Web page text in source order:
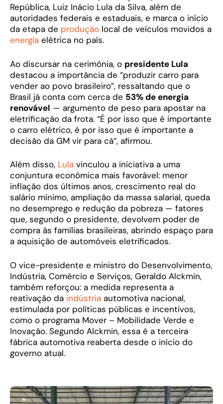
República, Luiz Inácio Lula da Silva, além de
autoridades federais e estaduais, e marca o início
da etapa de produção local de veículos movidos a
energia elétrica no país.
Ao discursar na cerimônia, o presidente Lula
destacou a importância de “produzir carro para
vender ao povo brasileiro”, ressaltando que o
Brasil já conta com cerca de 53% de energia
renovável — argumento de peso para apostar na
eletrificação da frota. “É por isso que é importante
o carro elétrico, é por isso que é importante a
decisão da GM vir para cá”, afirmou.
Além disso, Lula vinculou a iniciativa a uma
conjuntura econômica mais favorável: menor
inflação dos últimos anos, crescimento real do
salário mínimo, ampliação da massa salarial, queda
no desemprego e redução da pobreza — fatores
que, segundo o presidente, devolvem poder de
compra às famílias brasileiras, abrindo espaço para
a aquisição de automóveis eletrificados.
O vice-presidente e ministro do Desenvolvimento,
Indústria, Comércio e Serviços, Geraldo Alckmin,
também reforçou: a medida representa a
reativação da indústria automotiva nacional,
estimulada por políticas públicas e incentivos,
como o programa Mover – Mobilidade Verde e
Inovação. Segundo Alckmin, essa é a terceira
fábrica automotiva reaberta desde o início do
governo atual.